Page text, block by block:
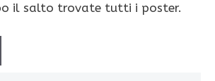
il salto trovate tutti i poster.